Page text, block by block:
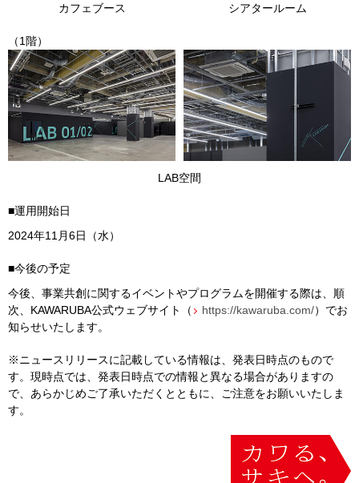
カフェブース シアタールーム
（1 階）
LAB空間
■運用開始日
2024年11 月6日（水）
■今後の予定
今後、事業共創に関するイベントやプログラムを開催する際は、順
次、 KAWARUBA公式ウェブサイト（ https://kawaruba.com/）でお
知らせいたします。
※ニュースリリースに記載している情報は、発表日時点のもので
す。現時点では、発表日時点での情報と異なる場合がありますの
で、あらかじめご了承いただくとともに、ご注意をお願いいたしま
す。